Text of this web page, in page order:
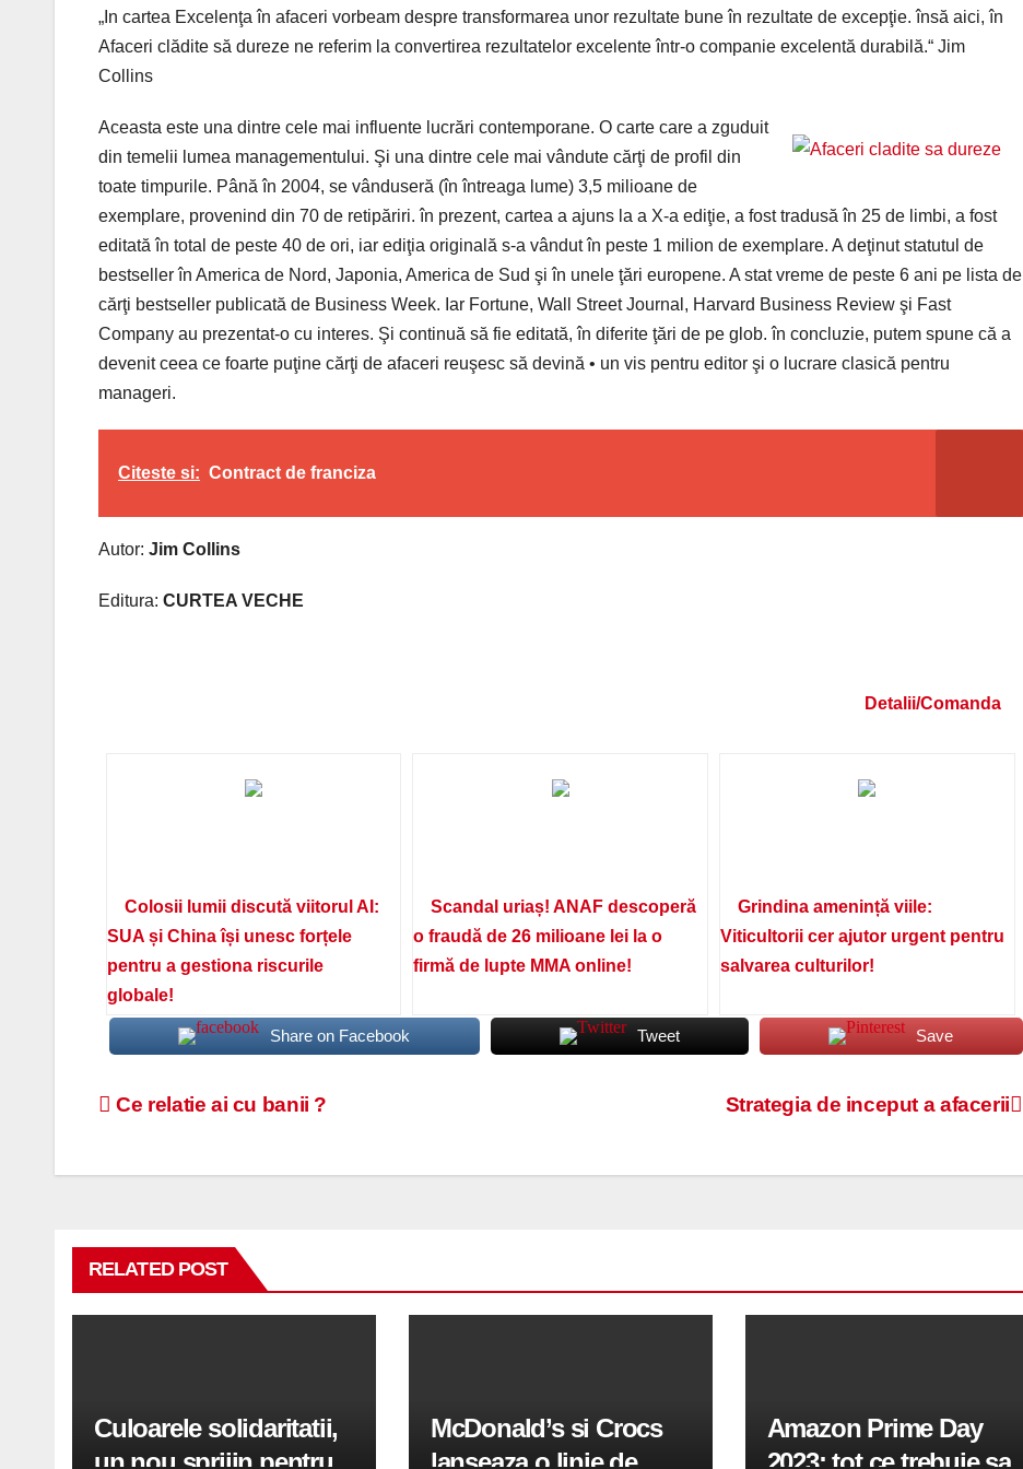
„In cartea Excelenţa în afaceri vorbeam despre transformarea unor rezultate bune în rezultate de excepţie. însă aici, în
Afaceri clădite să dureze ne referim la convertirea rezultatelor excelente într-o companie excelentă durabilă.“ Jim
Collins
Aceasta este una dintre cele mai influente lucrări contemporane. O carte care a zguduit
din temelii lumea managementului. Şi una dintre cele mai vândute cărţi de profil din
toate timpurile. Până în 2004, se vânduseră (în întreaga lume) 3,5 milioane de
exemplare, provenind din 70 de retipăriri. în prezent, cartea a ajuns la a X-a ediţie, a fost tradusă în 25 de limbi, a fost
editată în total de peste 40 de ori, iar ediţia originală s-a vândut în peste 1 milion de exemplare. A deţinut statutul de
bestseller în America de Nord, Japonia, America de Sud şi în unele ţări europene. A stat vreme de peste 6 ani pe lista de
cărţi bestseller publicată de Business Week. Iar Fortune, Wall Street Journal, Harvard Business Review şi Fast
Company au prezentat-o cu interes. Şi continuă să fie editată, în diferite ţări de pe glob. în concluzie, putem spune că a
devenit ceea ce foarte puţine cărţi de afaceri reuşesc să devină • un vis pentru editor şi o lucrare clasică pentru
manageri.
Citeste si: Contract de franciza
Autor: Jim Collins
Editura: CURTEA VECHE
Detalii/Comanda
Colosii lumii discută viitorul AI:
SUA și China își unesc forțele
pentru a gestiona riscurile
globale!
Scandal uriaș! ANAF descoperă
o fraudă de 26 milioane lei la o
firmă de lupte MMA online!
Grindina amenință viile:
Viticultorii cer ajutor urgent pentru
salvarea culturilor!
Share on Facebook Tweet Save
Navigare
Strategia de inceput a afacerii
Ce relatie ai cu banii ?
RELATED POST
Culoarele solidaritatii,
un nou sprijin pentru
McDonald’s si Crocs
lanseaza o linie de
Amazon Prime Day
2023: tot ce trebuie sa